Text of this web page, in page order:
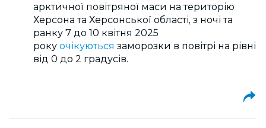
арктичної повітряної маси на територію
Херсона та Херсонської області, з ночі та
ранку 7 до 10 квітня 2025
року очікуються заморозки в повітрі на рівні
від 0 до 2 градусів.